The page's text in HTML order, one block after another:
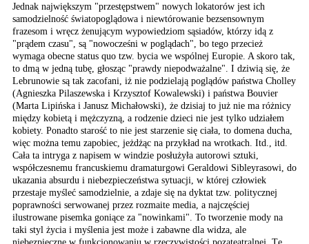
Jednak największym "przestępstwem" nowych lokatorów jest ich
samodzielność światopoglądowa i niewtórowanie bezsensownym
frazesom i wręcz żenującym wypowiedziom sąsiadów, którzy idą z
"prądem czasu", są "nowocześni w poglądach", bo tego przecież
wymaga obecne status quo tzw. bycia we wspólnej Europie. A skoro tak,
to dmą w jedną tubę, głosząc "prawdy niepodważalne". I dziwią się, że
Lebrunowie są tak zacofani, iż nie podzielają poglądów państwa Cholley
(Agnieszka Pilaszewska i Krzysztof Kowalewski) i państwa Bouvier
(Marta Lipińska i Janusz Michałowski), że dzisiaj to już nie ma różnicy
między kobietą i mężczyzną, a rodzenie dzieci nie jest tylko udziałem
kobiety. Ponadto starość to nie jest starzenie się ciała, to domena ducha,
więc można temu zapobiec, jeżdżąc na przykład na wrotkach. Itd., itd.
Cała ta intryga z napisem w windzie posłużyła autorowi sztuki,
współczesnemu francuskiemu dramaturgowi Geraldowi Sibleyrasowi, do
ukazania absurdu i niebezpieczeństwa sytuacji, w której człowiek
przestaje myśleć samodzielnie, a zdaje się na dyktat tzw. politycznej
poprawności serwowanej przez rozmaite media, a najczęściej
ilustrowane pisemka goniące za "nowinkami". To tworzenie mody na
taki styl życia i myślenia jest może i zabawne dla widza, ale